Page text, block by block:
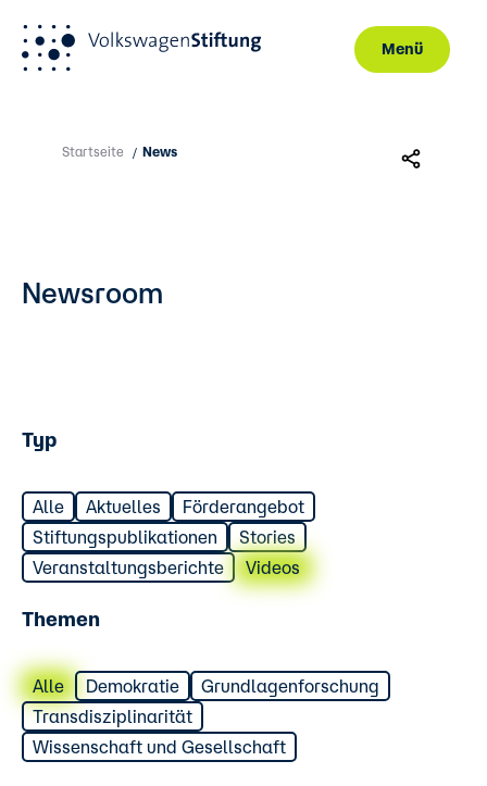
Menü
Startseite / News
Newsroom
Typ
Alle Aktuelles
Förderangebot
Stiftungspublikationen
Stories
Veranstaltungsberichte
Videos
Themen
Alle Demokratie
Grundlagenforschung
Transdisziplinarität
Wissenschaft und Gesellschaft